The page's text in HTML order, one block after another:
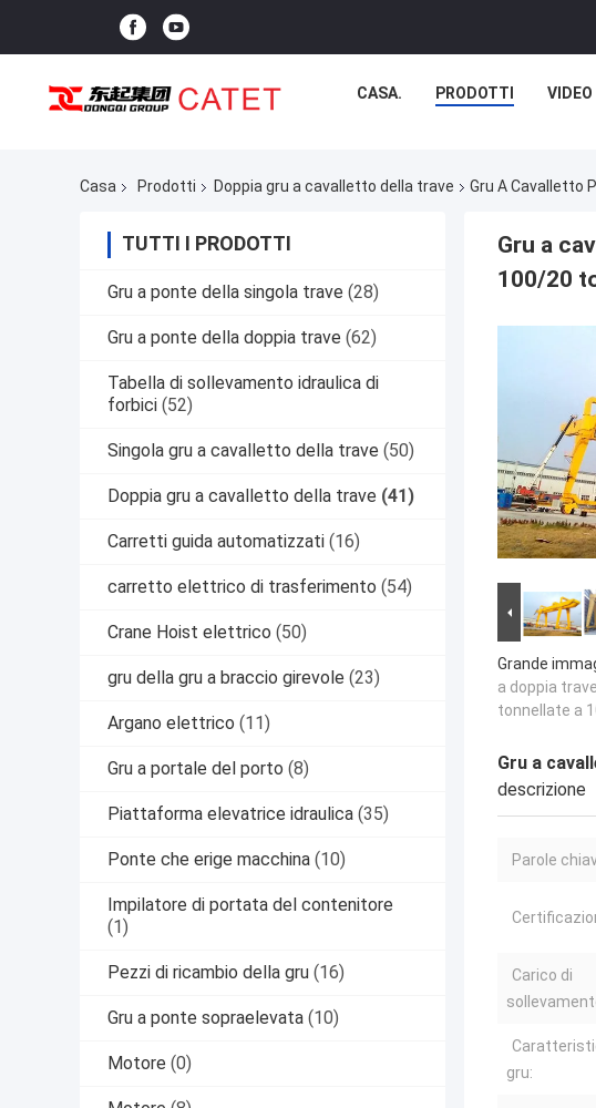
CASA. PRODOTTI VIDEO
Casa Prodotti Doppia gru a cavalletto della trave Gru A Cavalletto
TUTTI I PRODOTTI
Gru a ponte della singola trave (28)
Gru a ponte della doppia trave (62)
Tabella di sollevamento idraulica di
forbici (52)
Singola gru a cavalletto della trave (50)
Doppia gru a cavalletto della trave (41)
Carretti guida automatizzati (16)
carretto elettrico di trasferimento (54)
Crane Hoist elettrico (50)
gru della gru a braccio girevole (23)
Argano elettrico (11)
Gru a portale del porto (8)
Piattaforma elevatrice idraulica (35)
Ponte che erige macchina (10)
Impilatore di portata del contenitore
(1)
Pezzi di ricambio della gru (16)
Gru a ponte sopraelevata (10)
Motore (0)
Gru a
100/20
Grande
a doppia
tonnellate a
Gru a
descrizione
Parole
Carico di
gru: